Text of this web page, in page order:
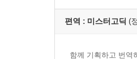
편역 : 미스터고딕 (
함께 기획하고 번역